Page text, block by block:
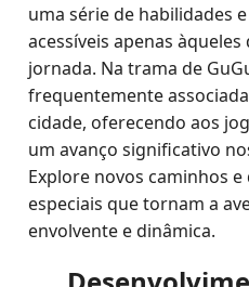
uma série de habilidades
acessíveis apenas
jornada. Na trama de
frequentemente
cidade, oferecendo aos
um avanço significativo
Explore novos caminhos
especiais que tornam a
envolvente e dinâmica.